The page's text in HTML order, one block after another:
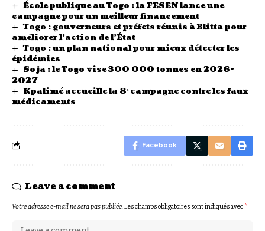
École publique au Togo : la FESEN lance une
campagne pour un meilleur financement
Togo : gouverneurs et préfets réunis à Blitta pour
améliorer l’action de l’État
Togo : un plan national pour mieux détecter les
épidémies
Soja : le Togo vise 300 000 tonnes en 2026-
2027
Kpalimé accueille la 8ᵉ campagne contre les faux
médicaments
Facebook
Leave a comment
Votre adresse e-mail ne sera pas publiée.Les champs obligatoires sont indiqués avec*